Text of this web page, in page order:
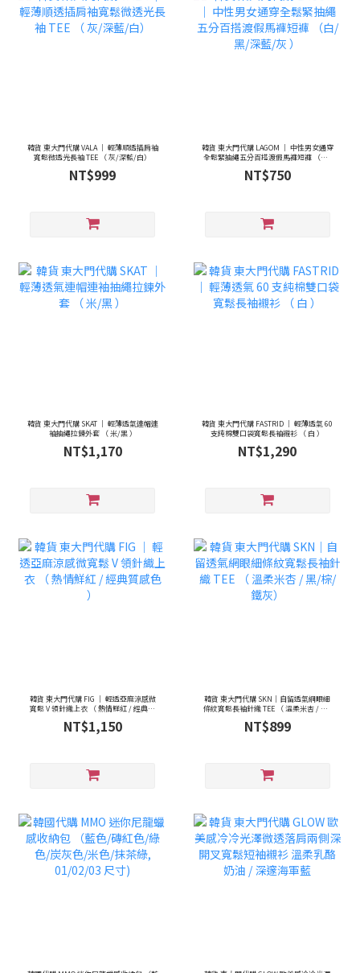
韓貨 東大門代購 VALA ｜ 輕薄順透插肩袖
寬鬆微透光長袖 TEE （ 灰/深藍/白）
NT$999
韓貨 東大門代購 LAGOM ｜ 中性男女通穿
全鬆緊抽繩五分百搭渡假馬褲短褲 （白/
黑/深藍/灰 ）
NT$750
韓貨 東大門代購 SKAT ｜ 輕薄透氣連帽連
袖抽繩拉鍊外套 （ 米/黑 ）
NT$1,170
韓貨 東大門代購 FASTRID ｜ 輕薄透氣 60
支純棉雙口袋寬鬆長袖襯衫 （ 白 ）
NT$1,290
韓貨 東大門代購 FIG ｜ 輕透亞麻涼感微
寬鬆 V 領針織上衣 （ 熱情鮮紅 / 經典質
感色 ）
NT$1,150
韓貨 東大門代購 SKN｜自留透氣網眼細
條紋寬鬆長袖針織 TEE （ 溫柔米杏 / 黑/
棕/ 鐵灰）
NT$899